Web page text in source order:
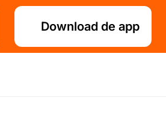
Download de app